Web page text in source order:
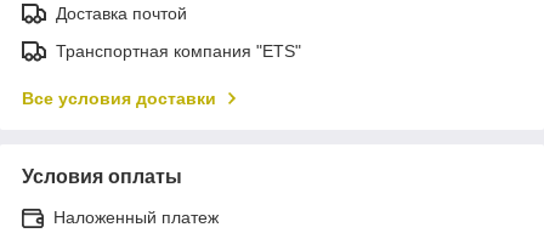
Доставка почтой
Транспортная компания "ETS"
Все условия доставки
Условия оплаты
Наложенный платеж